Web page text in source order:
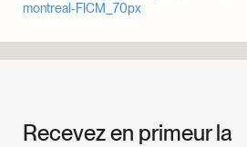
Recevez en primeur la